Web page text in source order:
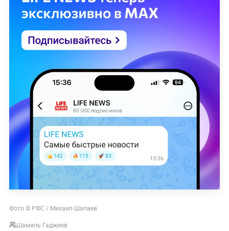
Фото © РФС / Михаил Шапаев
Шамиль Гаджиев